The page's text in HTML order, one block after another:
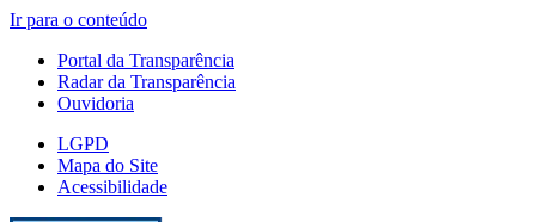
Ir para o conteúdo
Portal da Transparência
Radar da Transparência
Ouvidoria
LGPD
Mapa do Site
Acessibilidade